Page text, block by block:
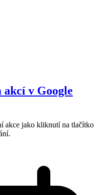
v Google
akce jako kliknutí na tlačítko